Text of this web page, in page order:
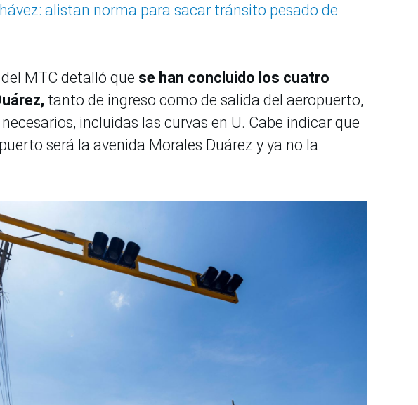
alistan norma para sacar tránsito pesado de
MTC detalló que se han concluido los cuatro
tanto de ingreso como de salida del aeropuerto,
incluidas las curvas en U. Cabe indicar que
será la avenida Morales Duárez y ya no la